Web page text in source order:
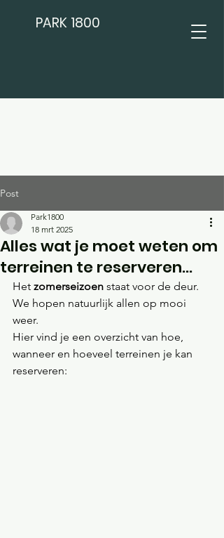
PARK 1800
Post
Alles wat je moet weten om
terreinen te reserveren...
Park1800
18 mrt 2025
Het zomerseizoen staat voor de deur.
We hopen natuurlijk allen op mooi
weer.
Hier vind je een overzicht van hoe,
wanneer en hoeveel terreinen je kan
reserveren: